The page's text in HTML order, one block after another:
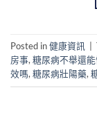
Posted in健康資訊
房事, 糖尿病不舉還
效嗎, 糖尿病壯陽藥,